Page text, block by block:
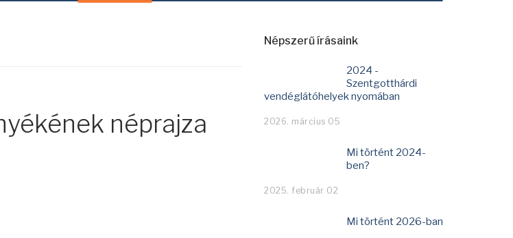
néprajza
Népszerű írásaink
2024 -
Szentgotthárdi
vendéglátóhelyek nyomában
2026. március 05
Mi történt 2024-
ben?
2025. február 02
Mi történt 2026-ban